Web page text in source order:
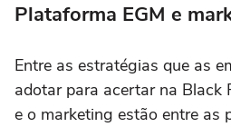
Plataforma EGM e
Entre as estratégias que as
adotar para acertar na Black
e o marketing estão entre as